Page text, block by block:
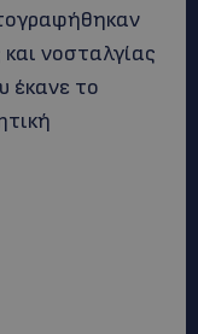
νοσταλγίας
έκανε το